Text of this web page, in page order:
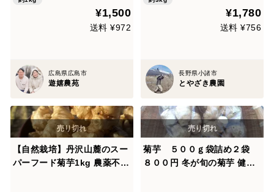
¥1,500
送料 ¥972
広島県広島市
遊嬉農苑
¥1,780
送料 ¥756
長野県小諸市
とやざき農園
【自然栽培】丹沢山麓のスー
パーフード菊芋1kg 農薬不使
菊芋 ５００ｇ袋詰め２袋
８００円 冬が旬の菊芋 健康